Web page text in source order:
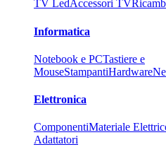
TV LedAccessori TV
Informatica
Notebook e PCTastiere e
MouseStampantiHardware
Elettronica
ComponentiMateriale
Adattatori